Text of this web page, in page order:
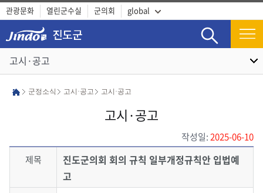
검색
관광문화 열린군수실 군의회 global
고시·공고
군정소식 고시·공고 고시·공고
고시·공고
작성일:2025-06-10
제목
진도군의회 회의 규칙 일부개정규칙안 입법예
고